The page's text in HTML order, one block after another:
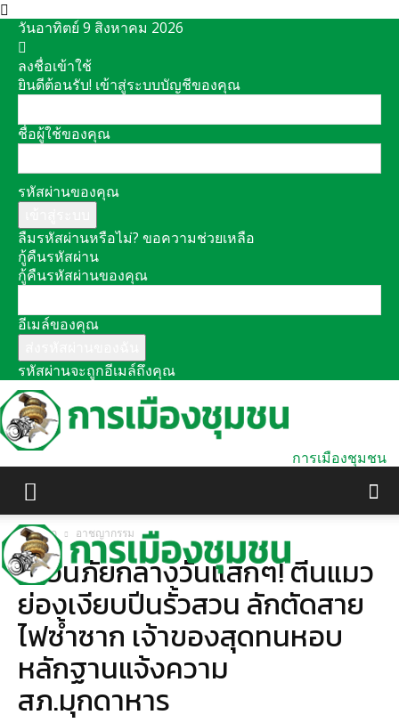
วันอาทิตย์ 9 สิงหาคม 2026
ลงชื่อเข้าใช้
ยินดีต้อนรับ! เข้าสู่ระบบบัญชีของคุณ
ชื่อผู้ใช้ของคุณ
รหัสผ่านของคุณ
ลืมรหัสผ่านหรือไม่? ขอความช่วยเหลือ
กู้คืนรหัสผ่าน
กู้คืนรหัสผ่านของคุณ
อีเมล์ของคุณ
รหัสผ่านจะถูกอีเมล์ถึงคุณ
การเมืองชุมชน
หน้าแรก อาชญากรรม
เตือนภัยกลางวันแสกๆ! ตีนแมว
ย่องเงียบปีนรั้วสวน ลักตัดสาย
ไฟซ้ำซาก เจ้าของสุดทนหอบ
หลักฐานแจ้งความ
สภ.มุกดาหาร